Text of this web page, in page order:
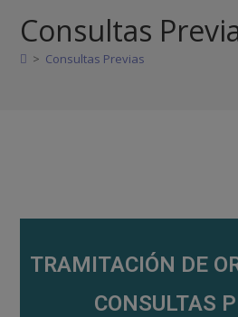
Consultas
> Consultas Previas
TRAMITACIÓN DE
CONSULTAS